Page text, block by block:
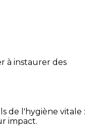
à instaurer des
de l'hygiène vitale :
impact.